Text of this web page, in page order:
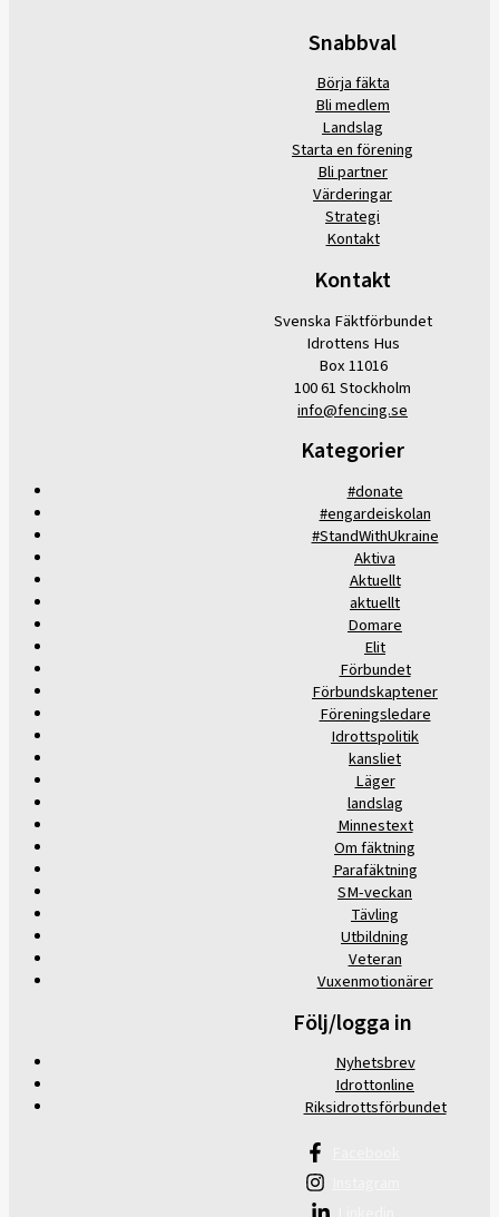
Snabbval
Börja fäkta
Bli medlem
Landslag
Starta en förening
Bli partner
Värderingar
Strategi
Kontakt
Kontakt
Svenska Fäktförbundet
Idrottens Hus
Box 11016
100 61 Stockholm
info@fencing.se
Kategorier
#donate
#engardeiskolan
#StandWithUkraine
Aktiva
Aktuellt
aktuellt
Domare
Elit
Förbundet
Förbundskaptener
Föreningsledare
Idrottspolitik
kansliet
Läger
landslag
Minnestext
Om fäktning
Parafäktning
SM-veckan
Tävling
Utbildning
Veteran
Vuxenmotionärer
Följ/logga in
Nyhetsbrev
Idrottonline
Riksidrottsförbundet